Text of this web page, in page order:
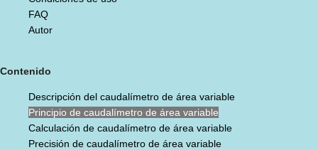
FAQ
Autor
Contenido
Descripción del caudalímetro de área variable
Principio de caudalímetro de área variable
Calculación de caudalímetro de área variable
Precisión de caudalímetro de área variable